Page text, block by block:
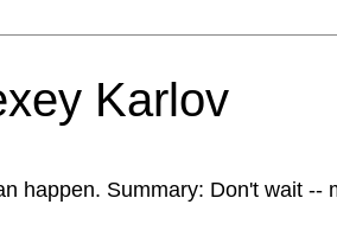
Karlov
happen. Summary: Don't wait --